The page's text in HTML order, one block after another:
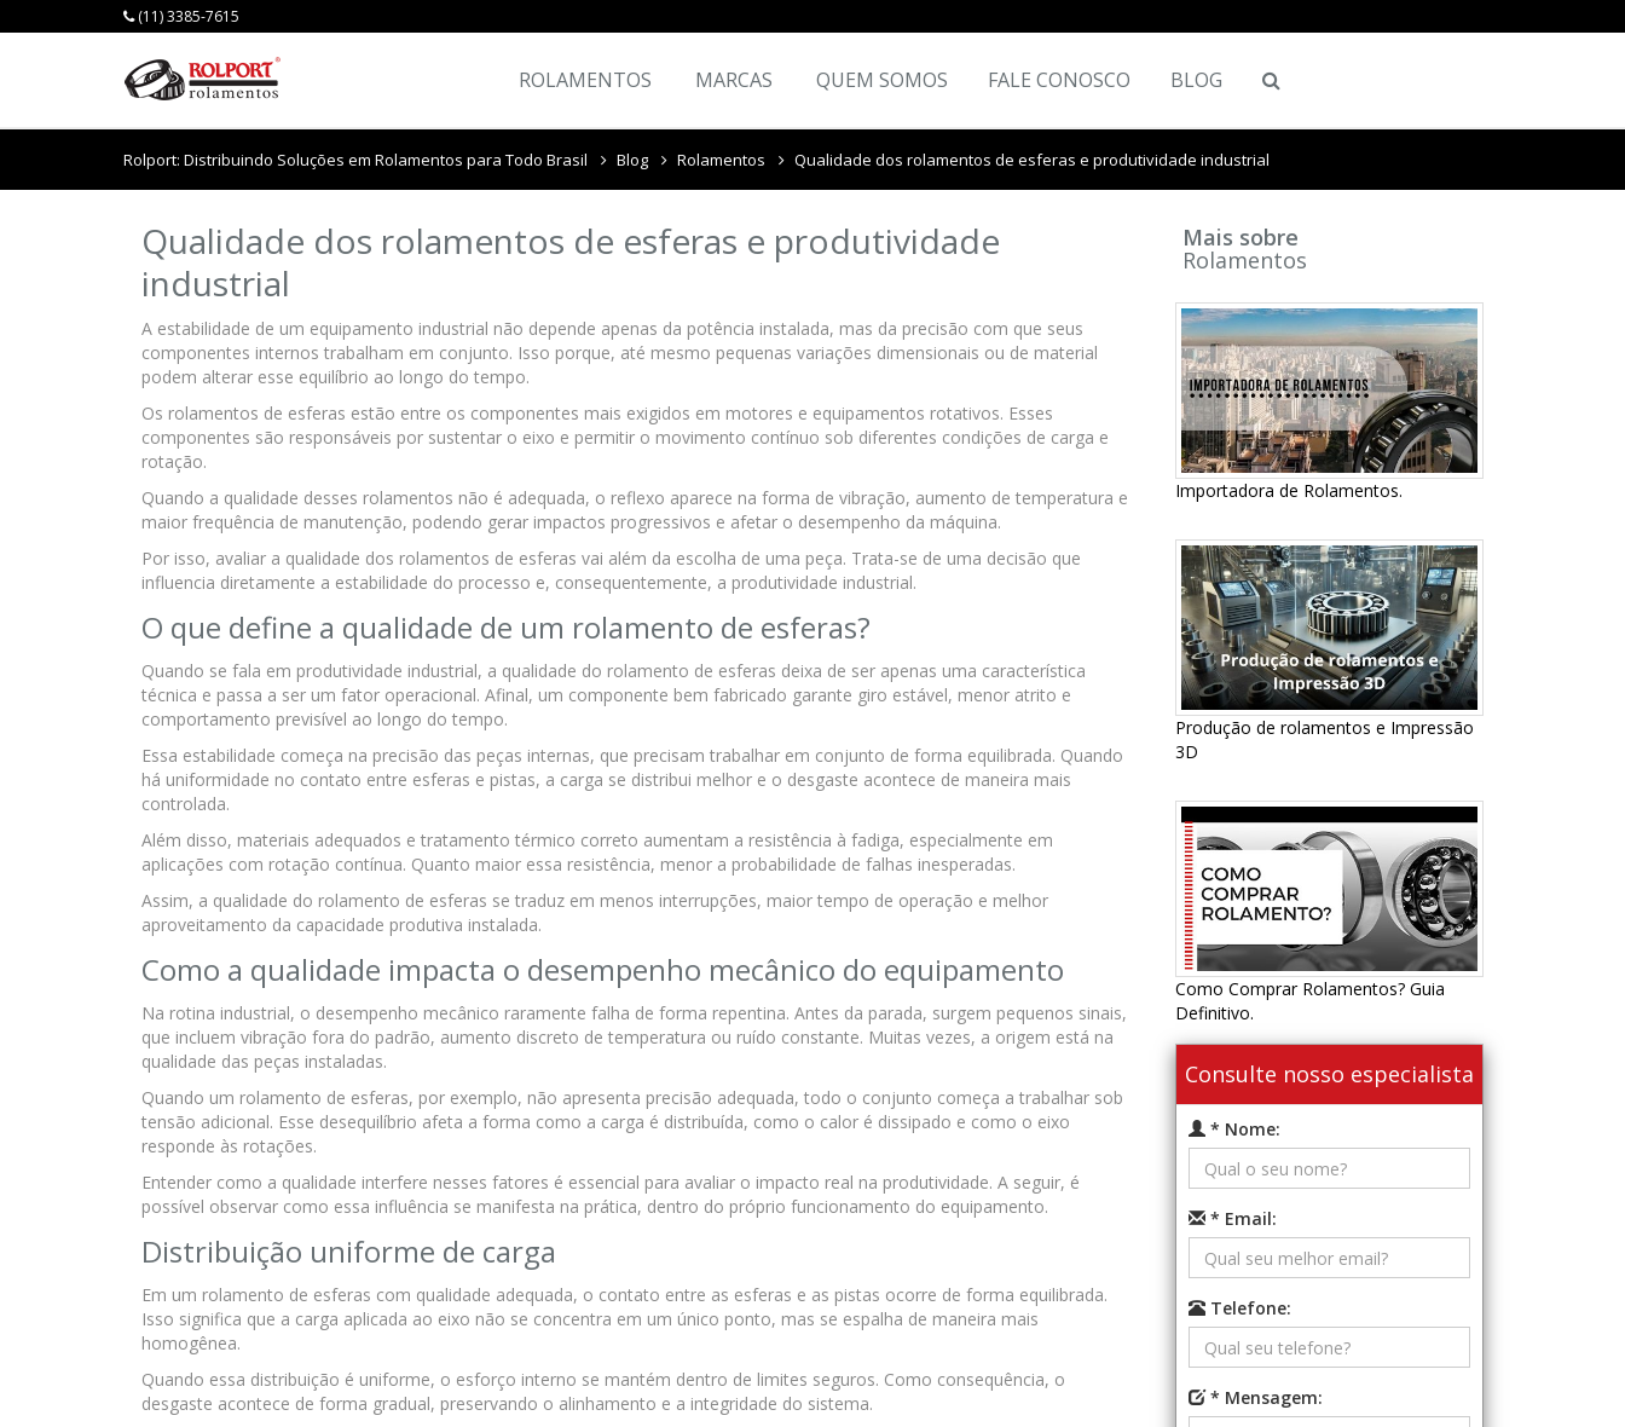
(11) 3385-7615
ROLAMENTOS MARCAS QUEM SOMOS FALE CONOSCO BLOG
Rolport: Distribuindo Soluções em Rolamentos para Todo Brasil Blog Rolamentos Qualidade dos rolamentos de esferas e produtividade industrial
Qualidade dos rolamentos de esferas e produtividade
industrial
A estabilidade de um equipamento industrial não depende apenas da potência instalada, mas da precisão com que seus
componentes internos trabalham em conjunto. Isso porque, até mesmo pequenas variações dimensionais ou de material
podem alterar esse equilíbrio ao longo do tempo.
Os rolamentos de esferas estão entre os componentes mais exigidos em motores e equipamentos rotativos. Esses
componentes são responsáveis por sustentar o eixo e permitir o movimento contínuo sob diferentes condições de carga e
rotação.
Quando a qualidade desses rolamentos não é adequada, o reflexo aparece na forma de vibração, aumento de temperatura e
maior frequência de manutenção, podendo gerar impactos progressivos e afetar o desempenho da máquina.
Por isso, avaliar a qualidade dos rolamentos de esferas vai além da escolha de uma peça. Trata-se de uma decisão que
influencia diretamente a estabilidade do processo e, consequentemente, a produtividade industrial.
O que define a qualidade de um rolamento de esferas?
Quando se fala em produtividade industrial, a qualidade do rolamento de esferas deixa de ser apenas uma característica
técnica e passa a ser um fator operacional. Afinal, um componente bem fabricado garante giro estável, menor atrito e
comportamento previsível ao longo do tempo.
Essa estabilidade começa na precisão das peças internas, que precisam trabalhar em conjunto de forma equilibrada. Quando
há uniformidade no contato entre esferas e pistas, a carga se distribui melhor e o desgaste acontece de maneira mais
controlada.
Além disso, materiais adequados e tratamento térmico correto aumentam a resistência à fadiga, especialmente em
aplicações com rotação contínua. Quanto maior essa resistência, menor a probabilidade de falhas inesperadas.
Assim, a qualidade do rolamento de esferas se traduz em menos interrupções, maior tempo de operação e melhor
aproveitamento da capacidade produtiva instalada.
Como a qualidade impacta o desempenho mecânico do equipamento
Na rotina industrial, o desempenho mecânico raramente falha de forma repentina. Antes da parada, surgem pequenos sinais,
que incluem vibração fora do padrão, aumento discreto de temperatura ou ruído constante. Muitas vezes, a origem está na
qualidade das peças instaladas.
Quando um rolamento de esferas, por exemplo, não apresenta precisão adequada, todo o conjunto começa a trabalhar sob
tensão adicional. Esse desequilíbrio afeta a forma como a carga é distribuída, como o calor é dissipado e como o eixo
responde às rotações.
Entender como a qualidade interfere nesses fatores é essencial para avaliar o impacto real na produtividade. A seguir, é
possível observar como essa influência se manifesta na prática, dentro do próprio funcionamento do equipamento.
Distribuição uniforme de carga
Em um rolamento de esferas com qualidade adequada, o contato entre as esferas e as pistas ocorre de forma equilibrada.
Isso significa que a carga aplicada ao eixo não se concentra em um único ponto, mas se espalha de maneira mais
homogênea.
Quando essa distribuição é uniforme, o esforço interno se mantém dentro de limites seguros. Como consequência, o
desgaste acontece de forma gradual, preservando o alinhamento e a integridade do sistema.
Mais sobre
Rolamentos
Importadora de Rolamentos.
Produção de rolamentos e Impressão
3D
Como Comprar Rolamentos? Guia
Definitivo.
Consulte nosso especialista
* Nome:
* Email:
Telefone:
* Mensagem: